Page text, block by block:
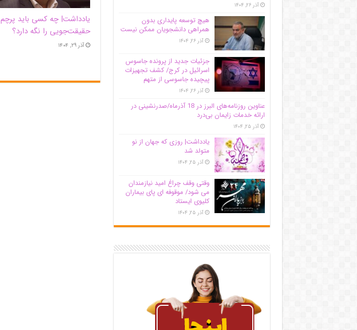
یادداشت| ‌چه کسی باید پرچم
حقیقت‌جویی را نگه دارد؟
آذر ۲۹, ۱۴۰۴
آذر ۲۶, ۱۴۰۴
هیچ توسعه پایداری بدون
همراهی دانشجویان ممکن نیست
آذر ۲۶, ۱۴۰۴
جزئیات جدید از پرونده جاسوس
اسرائیل در کرج/‌ کشف تجهیزات
پیچیده جاسوسی از متهم
آذر ۲۶, ۱۴۰۴
عناوین روزنامه‌های البرز در ‌18 آذرماه/صدرنشینی در
ارائه خدمات زایمان بی‌درد
آذر ۲۵, ۱۴۰۴
یادداشت| روزی که جهان از نو
متولد شد
آذر ۲۵, ۱۴۰۴
وقتی وقف چراغ امید نیازمندان
می شود/ موقوفه ای پای بیماران
کلیوی ایستاد
آذر ۲۵, ۱۴۰۴